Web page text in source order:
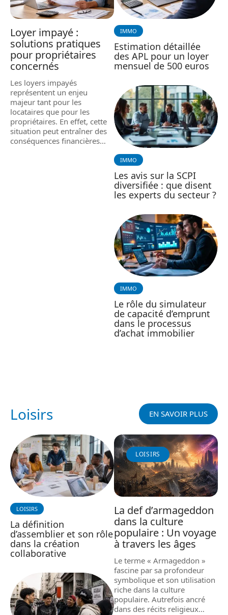
Loyer impayé :
solutions pratiques
pour propriétaires
concernés
Les loyers impayés
représentent un enjeu
majeur tant pour les
locataires que pour les
propriétaires. En effet, cette
situation peut entraîner des
conséquences financières…
IMMO
Estimation détaillée
des APL pour un loyer
mensuel de 500 euros
IMMO
Les avis sur la SCPI
diversifiée : que disent
les experts du secteur ?
IMMO
Le rôle du simulateur
de capacité d’emprunt
dans le processus
d’achat immobilier
Loisirs EN SAVOIR PLUS
LOISIRS
La définition
d’assemblier et son rôle
dans la création
collaborative
LOISIRS
La def d’armageddon
dans la culture
populaire : Un voyage
à travers les âges
Le terme « Armageddon »
fascine par sa profondeur
symbolique et son utilisation
riche dans la culture
populaire. Autrefois ancré
dans des récits religieux…